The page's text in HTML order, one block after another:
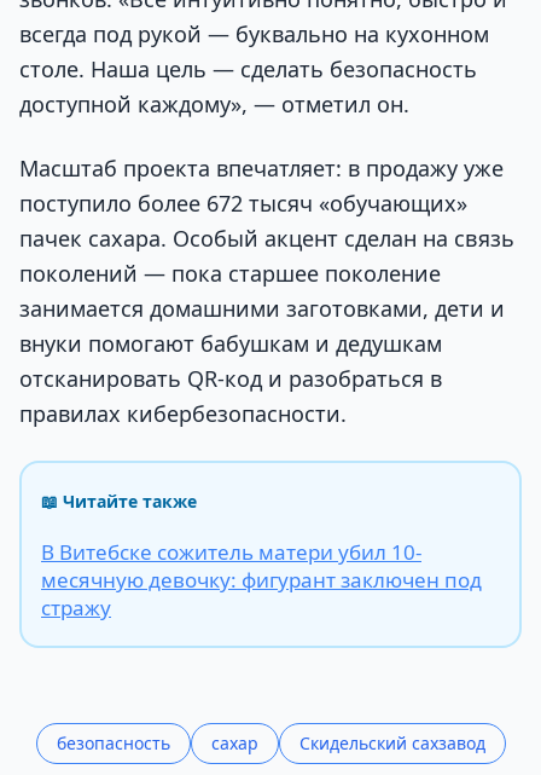
всегда под рукой — буквально на кухонном
столе. Наша цель — сделать безопасность
доступной каждому», — отметил он.
Масштаб проекта впечатляет: в продажу уже
поступило более 672 тысяч «обучающих»
пачек сахара. Особый акцент сделан на связь
поколений — пока старшее поколение
занимается домашними заготовками, дети и
внуки помогают бабушкам и дедушкам
отсканировать QR-код и разобраться в
правилах кибербезопасности.
📖 Читайте также
В Витебске сожитель матери убил 10-
месячную девочку: фигурант заключен под
стражу
безопасность сахар Скидельский сахзавод